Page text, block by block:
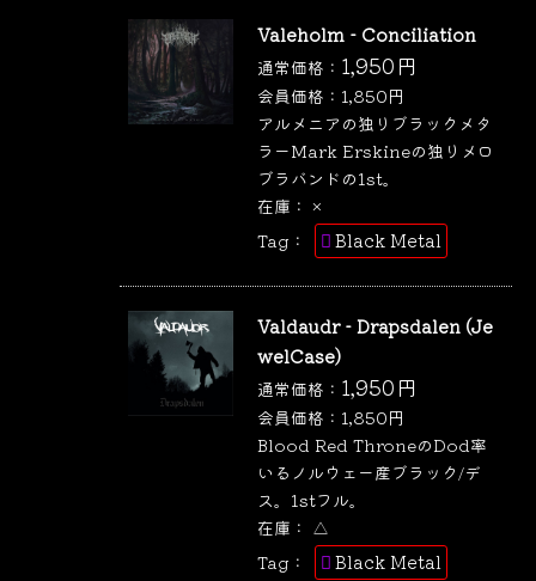
Valeholm - Conciliation
通常価格： 1,950 円
会員価格： 1,850円
アルメニアの独りブラックメタ
ラーMark Erskineの独りメロ
ブラバンドの1st。
在庫： ×
Tag：
Black Metal
Valdaudr - Drapsdalen (Je
welCase)
通常価格： 1,950 円
会員価格： 1,850円
Blood Red ThroneのDod率
いるノルウェー産ブラック/デ
ス。1stフル。
在庫： △
Tag：
Black Metal